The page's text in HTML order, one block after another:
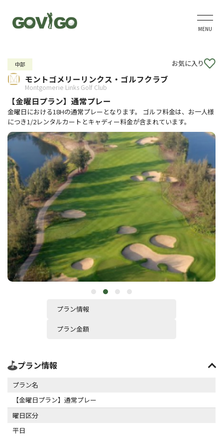
MENU
中部 お気に入り
モントゴメリーリンクス・ゴルフクラブ
Montgomerie Links Golf Club
【金曜日プラン】通常プレー
金曜日における18Hの通常プレーとなります。 ゴルフ料金は、お一人様
につき1/2レンタルカートとキャディー料金が含まれています。
プラン情報
プラン金額
プラン情報
プラン名
【金曜日プラン】通常プレー
曜日区分
平日